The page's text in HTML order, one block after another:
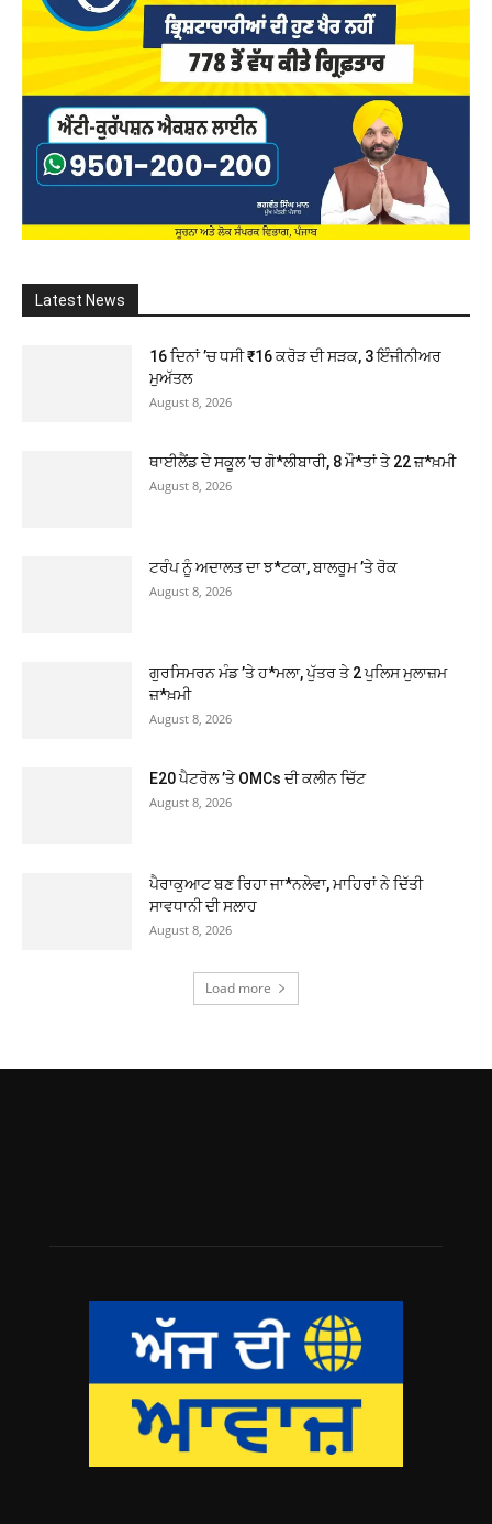
Latest News
16 ਦਿਨਾਂ ’ਚ ਧਸੀ ₹16 ਕਰੋੜ ਦੀ ਸੜਕ, 3 ਇੰਜੀਨੀਅਰ
ਮੁਅੱਤਲ
August 8, 2026
ਥਾਈਲੈਂਡ ਦੇ ਸਕੂਲ ’ਚ ਗੋ*ਲੀਬਾਰੀ, 8 ਮੌ*ਤਾਂ ਤੇ 22 ਜ਼*ਖ਼ਮੀ
August 8, 2026
ਟਰੰਪ ਨੂੰ ਅਦਾਲਤ ਦਾ ਝ*ਟਕਾ, ਬਾਲਰੂਮ ’ਤੇ ਰੋਕ
August 8, 2026
ਗੁਰਸਿਮਰਨ ਮੰਡ ’ਤੇ ਹ*ਮਲਾ, ਪੁੱਤਰ ਤੇ 2 ਪੁਲਿਸ ਮੁਲਾਜ਼ਮ
ਜ਼*ਖ਼ਮੀ
August 8, 2026
E20 ਪੈਟਰੋਲ ’ਤੇ OMCs ਦੀ ਕਲੀਨ ਚਿੱਟ
August 8, 2026
ਪੈਰਾਕੁਆਟ ਬਣ ਰਿਹਾ ਜਾ*ਨਲੇਵਾ, ਮਾਹਿਰਾਂ ਨੇ ਦਿੱਤੀ
ਸਾਵਧਾਨੀ ਦੀ ਸਲਾਹ
August 8, 2026
Load more